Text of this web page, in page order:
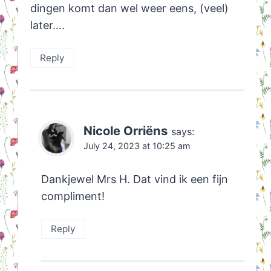
dingen komt dan wel weer eens, (veel)
later….
Reply
Nicole Orriëns says:
July 24, 2023 at 10:25 am
Dankjewel Mrs H. Dat vind ik een fijn
compliment!
Reply